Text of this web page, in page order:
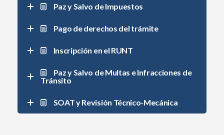
Paz y Salvo de Impuestos
Pago de derechos del trámite
Inscripción en el RUNT
Paz y Salvo de MuItas e Infracciones de
Tránsito
SOAT y Revisión Técnico-Mecánica